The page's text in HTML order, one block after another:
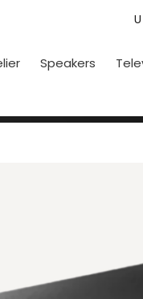
Speakers